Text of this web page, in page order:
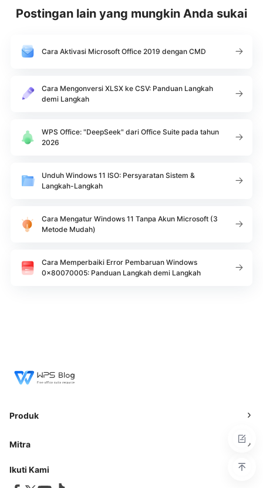
Postingan lain yang mungkin Anda sukai
Cara Aktivasi Microsoft Office 2019 dengan CMD
Cara Mengonversi XLSX ke CSV: Panduan Langkah
demi Langkah
WPS Office: "DeepSeek" dari Office Suite pada tahun
2026
Unduh Windows 11 ISO: Persyaratan Sistem &
Langkah-Langkah
Cara Mengatur Windows 11 Tanpa Akun Microsoft (3
Metode Mudah)
Cara Memperbaiki Error Pembaruan Windows
0x80070005: Panduan Langkah demi Langkah
Produk
Mitra
Ikuti Kami